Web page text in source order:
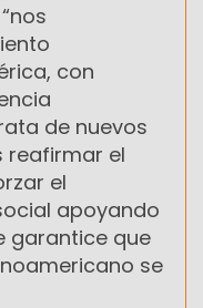
con
de nuevos
reafirmar el
el
apoyando
garantice que
se